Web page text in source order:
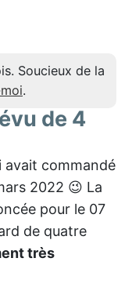
Soucieux de la
.
de 4
avait commandé
2022 😉 La
pour le 07
de quatre
très